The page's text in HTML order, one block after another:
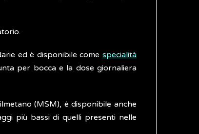
ed è disponibile comespecialità
per bocca e la dose giornaliera
(MSM), è disponibile anche
più bassi di quelli presenti nelle